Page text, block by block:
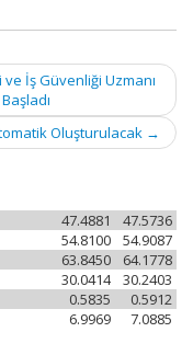
İş Güvenliği Uzmanı
Oluşturulacak →
47.5736
47.4881
54.9087
54.8100
64.1778
63.8450
30.2403
30.0414
0.5912
0.5835
7.0885
6.9969